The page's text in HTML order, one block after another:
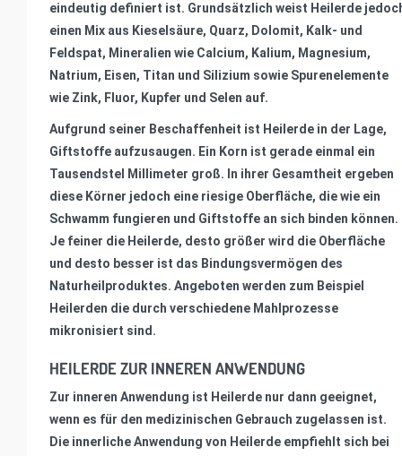
eindeutig definiert ist. Grundsätzlich weist Heilerde
einen Mix aus Kieselsäure, Quarz, Dolomit, Kalk- und
Feldspat, Mineralien wie Calcium, Kalium, Magnesium,
Natrium, Eisen, Titan und Silizium sowie Spurenelemente
wie Zink, Fluor, Kupfer und Selen auf.
Aufgrund seiner Beschaffenheit ist Heilerde in der Lage,
Giftstoffe aufzusaugen. Ein Korn ist gerade einmal ein
Tausendstel Millimeter groß. In ihrer Gesamtheit ergeben
diese Körner jedoch eine riesige Oberfläche, die wie ein
Schwamm fungieren und Giftstoffe an sich binden können.
Je feiner die Heilerde, desto größer wird die Oberfläche
und desto besser ist das Bindungsvermögen des
Naturheilproduktes. Angeboten werden zum Beispiel
Heilerden die durch verschiedene Mahlprozesse
mikronisiert sind.
HEILERDE ZUR INNEREN ANWENDUNG
Zur inneren Anwendung ist Heilerde nur dann geeignet,
wenn es für den medizinischen Gebrauch zugelassen ist.
Die innerliche Anwendung von Heilerde empfiehlt sich bei